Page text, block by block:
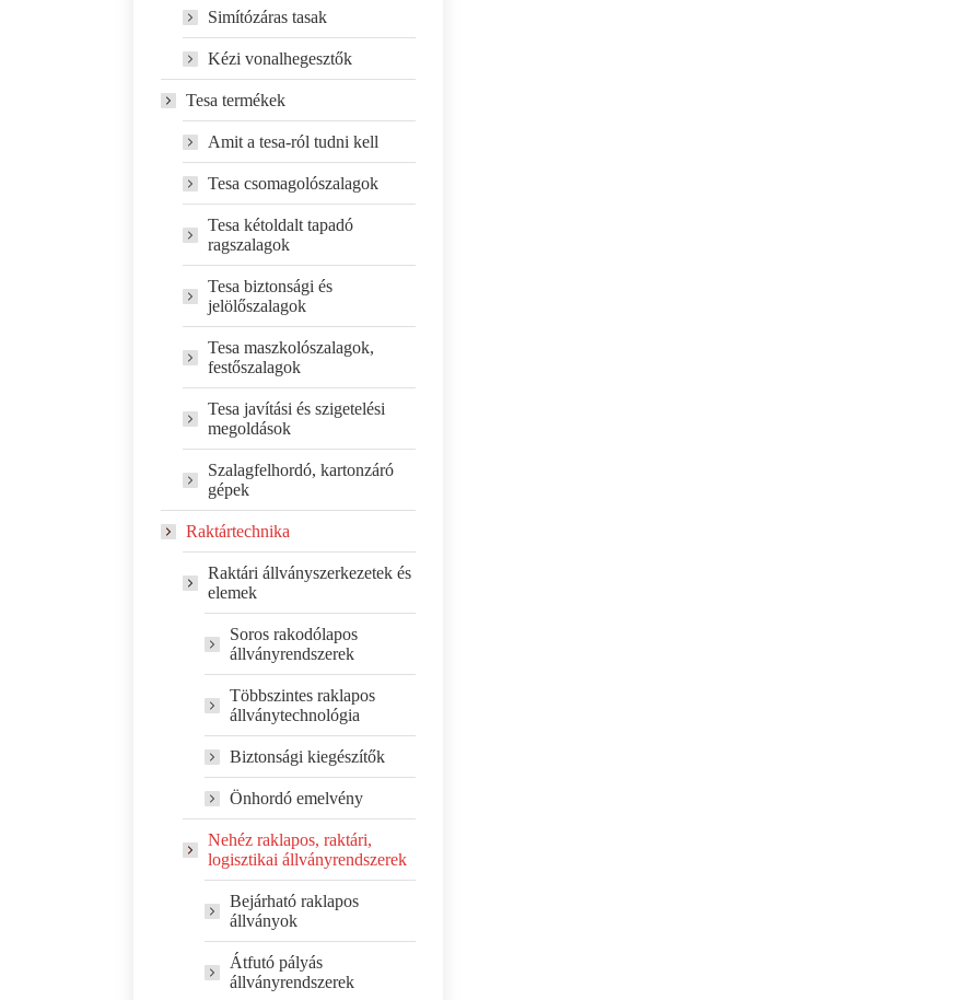
Simítózáras tasak
Kézi vonalhegesztők
Tesa termékek
Amit a tesa-ról tudni kell
Tesa csomagolószalagok
Tesa kétoldalt tapadó
ragszalagok
Tesa biztonsági és
jelölőszalagok
Tesa maszkolószalagok,
festőszalagok
Tesa javítási és szigetelési
megoldások
Szalagfelhordó, kartonzáró
gépek
Raktártechnika
Raktári állványszerkezetek és
elemek
Soros rakodólapos
állványrendszerek
Többszintes raklapos
állványtechnológia
Biztonsági kiegészítők
Önhordó emelvény
Nehéz raklapos, raktári,
logisztikai állványrendszerek
Bejárható raklapos
állványok
Átfutó pályás
állványrendszerek